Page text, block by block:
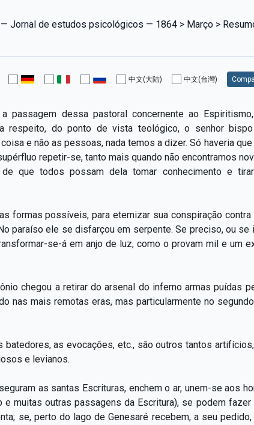
Jornal de estudos psicológicos — 1864 > Março >
中文(大陆) 中文(台灣)
passagem dessa pastoral concernente ao
respeito, do ponto de vista teológico, o senhor
e não as pessoas, nada temos a dizer. Só haveria
repetir-se, tanto mais quando não encontramos
que todos possam dela tomar conhecimento e
formas possíveis, para eternizar sua conspiração
paraíso ele se disfarçou em serpente. Se preciso, ou se
se-á em anjo de luz, como o provam mil e um
chegou a retirar do arsenal do inferno armas puídas
nas mais remotas eras, mas particularmente no
batedores, as evocações, etc., são outros tantos
e levianos.
as santas Escrituras, enchem o ar, unem-se aos
muitas outras passagens da Escritura), se podem fazer
se, perto do lago de Genesaré recebem, a seu